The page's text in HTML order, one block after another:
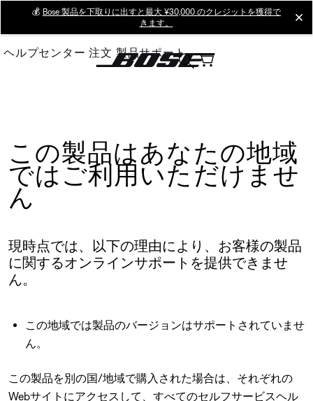
Main
💰 Bose 製品を下取りに出すと最大 ¥30,000 のクレジットを獲得で
きます。
ヘルプセンター 注文 製品サポート
この製品はあなたの地域
ではご利用いただけませ
ん
現時点では、以下の理由により、お客様の製品
に関するオンラインサポートを提供できませ
ん。
この地域では製品のバージョンはサポートされていませ
ん。
この製品を別の国/地域で購入された場合は、それぞれの
Webサイトにアクセスして、すべてのセルフサービスヘル